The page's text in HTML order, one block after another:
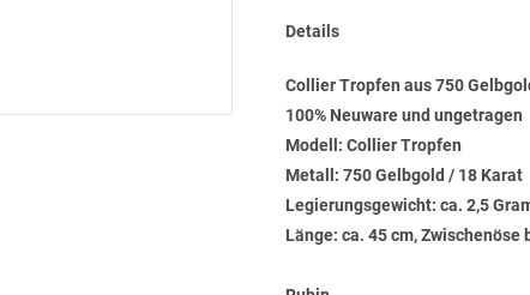
Details
Collier Tropfen aus 750
100% Neuware und ungetragen
Modell: Collier Tropfen
Metall: 750 Gelbgold / 18 Karat
Legierungsgewicht: ca. 2,5
Länge: ca. 45 cm, Zwischenöse